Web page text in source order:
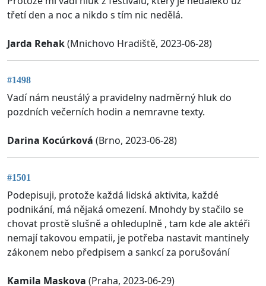
třetí den a noc a nikdo s tím nic nedělá.
Jarda Rehak(Mnichovo Hradiště, 2023-06-28)
#1498
Vadí nám neustálý a pravidelny nadměrný hluk do
pozdních večerních hodin a nemravne texty.
Darina Kocúrková (Brno, 2023-06-28)
#1501
Podepisuji, protože každá lidská aktivita, každé
podnikání, má nějaká omezení. Mnohdy by stačilo se
chovat prostě slušně a ohleduplně , tam kde ale aktéři
nemají takovou empatii, je potřeba nastavit mantinely
zákonem nebo předpisem a sankcí za porušování
Kamila Maskova (Praha, 2023-06-29)